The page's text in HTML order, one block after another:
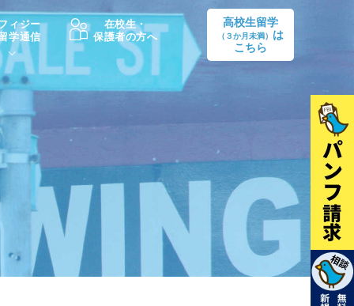
留学後の大学進学Q&A
ィジー
学通信
在校生・
保護者の方へ
高校生留学
（３か月未満）
は
こちら